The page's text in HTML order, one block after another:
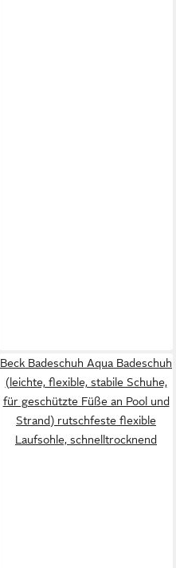
Beck Badeschuh Aqua Badeschuh
(leichte, flexible, stabile Schuhe,
für geschützte Füße an Pool und
Strand) rutschfeste flexible
Laufsohle, schnelltrocknend